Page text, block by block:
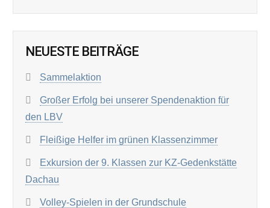
NEUESTE BEITRÄGE
Sammelaktion
Großer Erfolg bei unserer Spendenaktion für
den LBV
Fleißige Helfer im grünen Klassenzimmer
Exkursion der 9. Klassen zur KZ-Gedenkstätte
Dachau
Volley-Spielen in der Grundschule